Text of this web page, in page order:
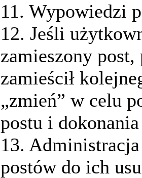
11. Wypowiedzi
12. Jeśli
zamieszony
zamieścił
„zmień” w celu
postu i dokonania
13.
postów do ich